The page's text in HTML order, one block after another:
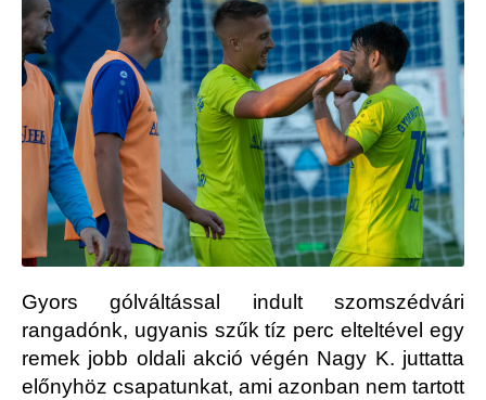
Gyors gólváltással indult szomszédvári
rangadónk, ugyanis szűk tíz perc elteltével egy
remek jobb oldali akció végén Nagy K. juttatta
előnyhöz csapatunkat, ami azonban nem tartott